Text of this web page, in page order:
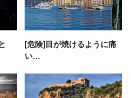
[危険]目が焼けるように痛
い…